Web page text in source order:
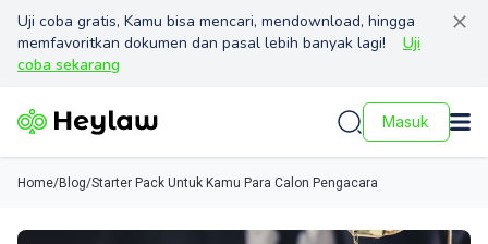
Uji coba gratis, Kamu bisa mencari, mendownload, hingga
memfavoritkan dokumen dan pasal lebih banyak lagi!
Uji
coba sekarang
Masuk
Home/Blog/Starter Pack Untuk Kamu Para Calon Pengacara